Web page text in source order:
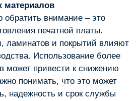
обратить внимание – это
печатной платы.
ламинатов и покрытий влияют
Использование более
может привести к снижению
понимать, что это может
надежность и срок службы